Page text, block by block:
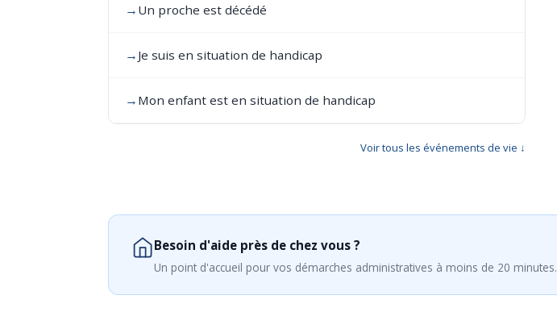
→ Un proche est décédé
→ Je suis en situation de handicap
→ Mon enfant est en situation de handicap
Voir tous les événements de vie ↓
Besoin d'aide près de chez vous ?
Un point d'accueil pour vos démarches administratives à moins de 20 minutes.